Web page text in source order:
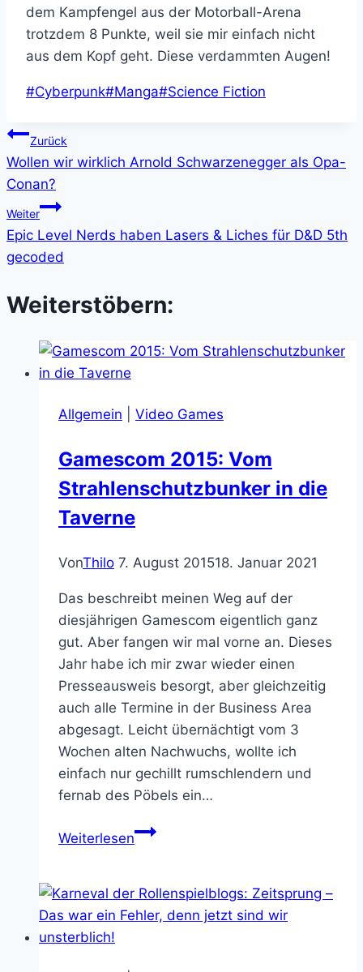
dem Kampfengel aus der Motorball-Arena
trotzdem 8 Punkte, weil sie mir einfach nicht
aus dem Kopf geht. Diese verdammten Augen!
Schlagworte:
#Cyberpunk#Manga#Science Fiction
Beitragsnavigation
Zurück
Wollen wir wirklich Arnold Schwarzenegger als Opa-
Conan?
Weiter
Epic Level Nerds haben Lasers & Liches für D&D 5th
gecoded
Weiterstöbern:
Allgemein Video Games
Gamescom 2015: Vom
Strahlenschutzbunker in die
Taverne
VonThilo 7. August 201518. Januar 2021
Das beschreibt meinen Weg auf der
diesjährigen Gamescom eigentlich ganz
gut. Aber fangen wir mal vorne an. Dieses
Jahr habe ich mir zwar wieder einen
Presseausweis besorgt, aber gleichzeitig
auch alle Termine in der Business Area
abgesagt. Leicht übernächtigt vom 3
Wochen alten Nachwuchs, wollte ich
einfach nur gechillt rumschlendern und
fernab des Pöbels ein…
WeiterlesenGamescom
Strahlenschutzbunker
in